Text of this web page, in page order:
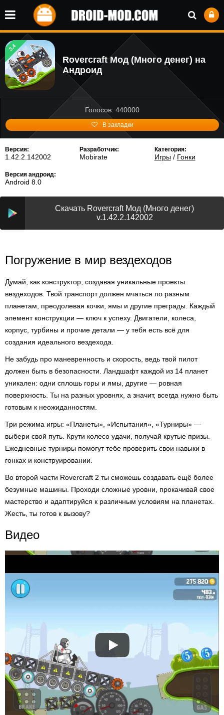
3.4
Rovercraft Мод (Много денег) на
Андроид
Голосов: 440000
В закладки
Версия:
1.42.2.142002
Разработчик:
Mobirate
Категория:
Игры/ Гонки
Версия андроид:
Android 8.0
Скачать Rovercraft Мод (Много денег)
v.1.42.2.142002
Погружение в мир вездеходов
Думай, как конструктор, создавая уникальные проекты
вездеходов. Твой транспорт должен мчаться по разным
планетам, преодолевая кочки, ямы и другие преграды. Каждый
элемент конструкции — ключ к успеху. Двигатели, колеса,
корпус, турбины и прочие детали — у тебя есть всё для
создания идеального вездехода.
Не забудь про маневренность и скорость, ведь твой пилот
должен быть в безопасности. Ландшафт каждой из 14 планет
уникален: одни сплошь горы и ямы, другие — ровная
поверхность. Ты на разных уровнях, а значит, всегда нужно быть
готовым к неожиданностям.
Три режима игры: «Планеты», «Испытания», «Турниры» —
выбери свой путь. Крути колесо удачи, получай крутые призы.
Ежедневные турниры помогут тебе проверить свои навыки в
гонках и конструировании.
Во второй части Rovercraft 2 ты сможешь создавать ещё более
безумные машины. Проходи сложные уровни, прокачивай свое
мастерство и адаптируйся к различным условиям на планетах.
Жесть, ты готов к вызову?
Видео